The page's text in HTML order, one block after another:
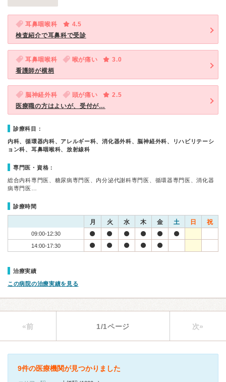
耳鼻咽喉科
4.5
検査紹介で耳鼻科で受診
耳鼻咽喉科 喉が痛い
3.0
看護師が横柄
脳神経外科 頭が痛い
2.5
医療職の方はよいが、受付が…
診療科目：
内科、循環器内科、アレルギー科、消化器外科、脳神経外科、リハビリテーシ
ョン科、耳鼻咽喉科、放射線科
専門医・資格：
総合内科専門医、糖尿病専門医、内分泌代謝科専門医、循環器専門医、消化器
病専門医…
診療時間
月 火 水 木 金 土 日 祝
09:00-12:30
14:00-17:30
治療実績
この病院の治療実績を見る
«前 1/1ページ 次»
9件の医療機関が見つかりました